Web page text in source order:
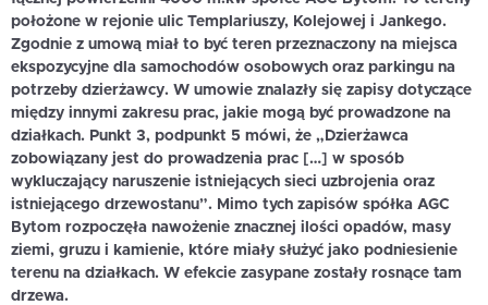
położone w rejonie ulic Templariuszy, Kolejowej i Jankego.
Zgodnie z umową miał to być teren przeznaczony na miejsca
ekspozycyjne dla samochodów osobowych oraz parkingu na
potrzeby dzierżawcy. W umowie znalazły się zapisy dotyczące
między innymi zakresu prac, jakie mogą być prowadzone na
działkach. Punkt 3, podpunkt 5 mówi, że „Dzierżawca
zobowiązany jest do prowadzenia prac […] w sposób
wykluczający naruszenie istniejących sieci uzbrojenia oraz
istniejącego drzewostanu”. Mimo tych zapisów spółka AGC
Bytom rozpoczęła nawożenie znacznej ilości opadów, masy
ziemi, gruzu i kamienie, które miały służyć jako podniesienie
terenu na działkach. W efekcie zasypane zostały rosnące tam
drzewa.